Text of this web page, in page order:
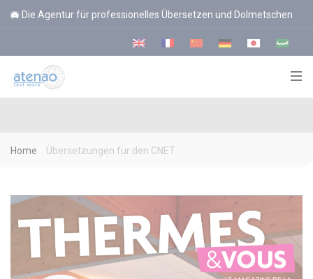
Die Agentur für professionelles Übersetzen und Dolmetschen
Home Übersetzungen für den CNET
Cookie-Einstellungen